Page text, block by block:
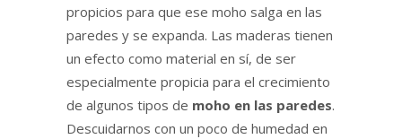
propicios para que ese moho salga en las
paredes y se expanda. Las maderas tienen
un efecto como material en sí, de ser
especialmente propicia para el crecimiento
de algunos tipos de moho en las paredes.
Descuidarnos con un poco de humedad en